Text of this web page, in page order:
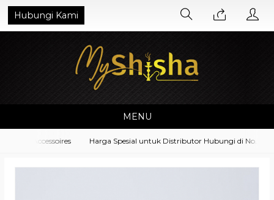
Hubungi Kami
MENU
Accessoires Harga Spesial untuk Distributor Hubungi di No.